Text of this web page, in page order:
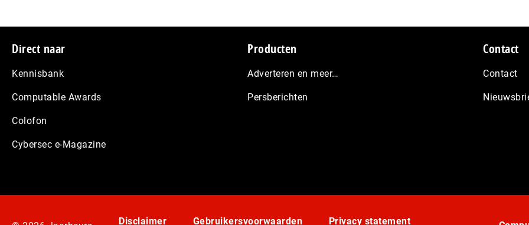
Footer
Direct naar
Kennisbank
Computable Awards
Colofon
Cybersec e-Magazine
Producten
Adverteren en meer…
Persberichten
Contact
Contact
Disclaimer Gebruikersvoorwaarden Privacy statement